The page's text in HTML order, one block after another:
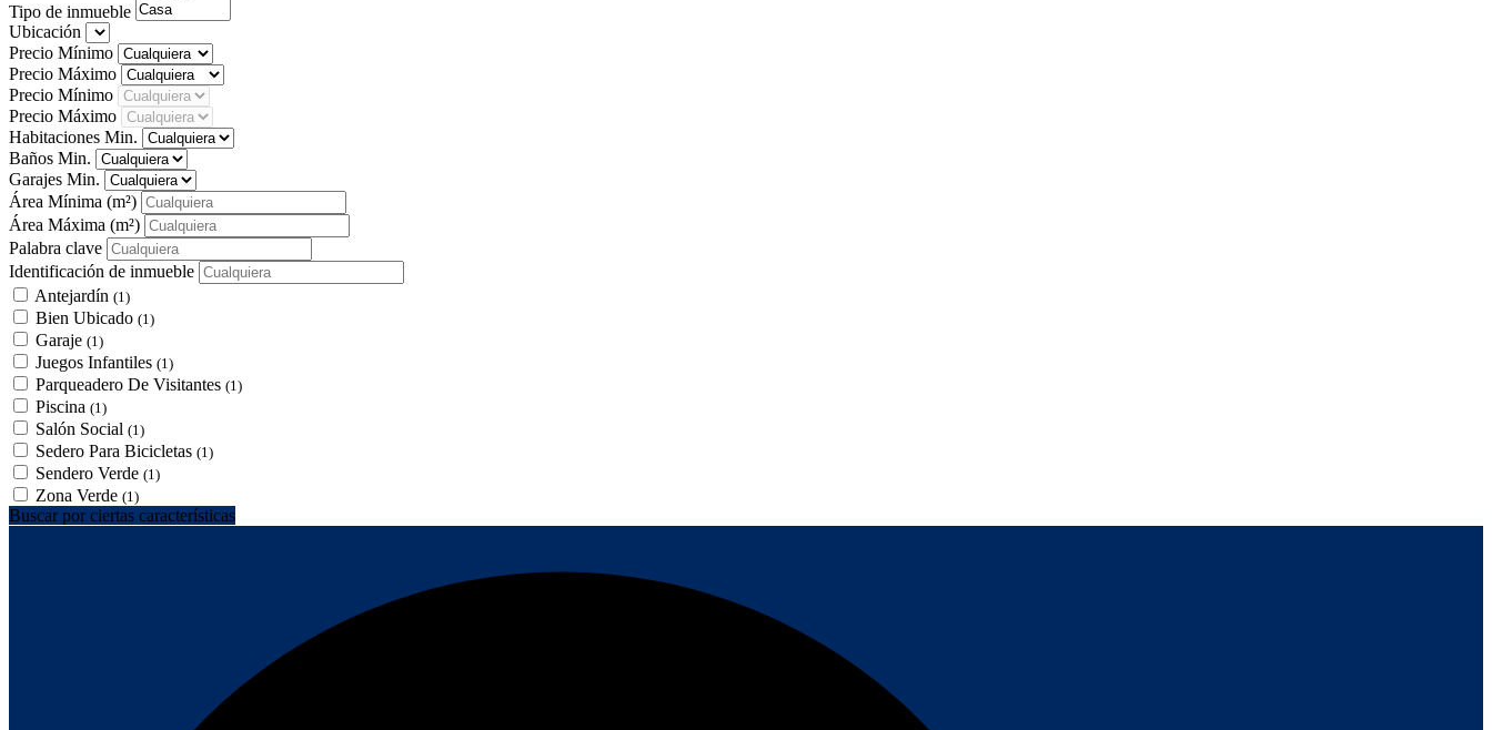
Tipo de inmueble
Ubicación
Precio Mínimo
Precio Máximo
Precio Mínimo
Precio Máximo
Habitaciones Min.
Baños Min.
Garajes Min.
Área Mínima (m²)
Área Máxima (m²)
Palabra clave
Identificación de inmueble
Antejardín (1)
Bien Ubicado (1)
Garaje (1)
Juegos Infantiles (1)
Parqueadero De Visitantes (1)
Piscina (1)
Salón Social (1)
Sedero Para Bicicletas (1)
Sendero Verde (1)
Zona Verde (1)
Buscar por ciertas características